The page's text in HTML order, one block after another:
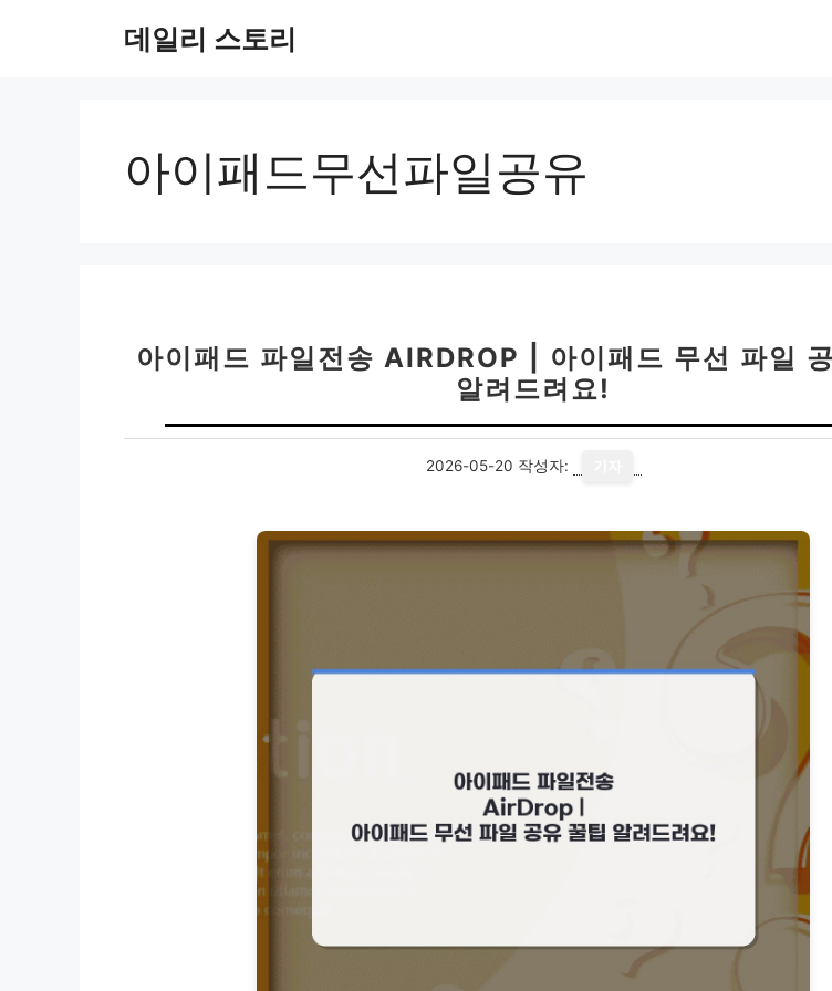
데일리 스토리
아이패드무선파일공유
아이패드 파일전송 AIRDROP | 아이패드 무선 파일
알려드려요!
2026-05-20 작성자: